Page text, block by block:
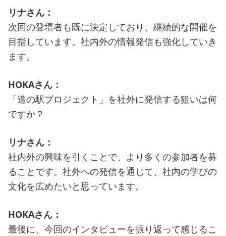
リナさん：
次回の登壇者も既に決定しており、継続的な開催を
目指しています。社内外の情報発信も強化していき
ます。
HOKAさん：
「道の駅プロジェクト」を社外に発信する狙いは何
ですか？
リナさん：
社内外の興味を引くことで、より多くの参加者を募
ることです。社外への発信を通じて、社内の学びの
文化を広めたいと思っています。
HOKAさん：
最後に、今回のインタビューを振り返って感じるこ